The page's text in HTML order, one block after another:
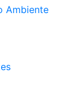
Ambiente